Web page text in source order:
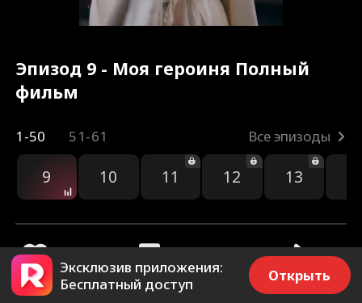
Эпизод 9 - Моя героиня Полный
фильм
1-50 51-61 Все эпизоды
9 10 11 12 13
3.7k 17.7k Поделиться
Эксклюзив приложения:
Бесплатный доступ
Открыть